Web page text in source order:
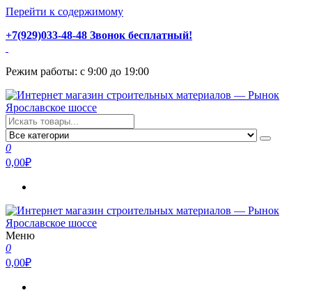
Перейти к содержимому
+7(929)033-48-48 Звонок бесплатный!
Режим работы: с 9:00 до 19:00
Интернет магазин строительных материалов — Рынок
Ярославское шоссе
Стройматериалы с доставкой и самовывозом можно купить у
нас. Пушкино, Ивантеевка, Королев, Мытищи, Сергиев Посад.
Низкая цена, консультация и быстрая доставка.
0
0,00₽
Интернет магазин строительных материалов — Рынок
Ярославское шоссе
Стройматериалы с доставкой и самовывозом можно купить у
нас. Пушкино, Ивантеевка, Королев, Мытищи, Сергиев Посад.
Низкая цена, консультация и быстрая доставка.
Меню
0
0,00₽